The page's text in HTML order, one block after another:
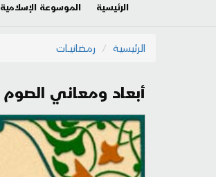
الرئيسية الموسوعة الإسلامية
الرئيسية رمضانيــات
أبعاد ومعاني الصوم